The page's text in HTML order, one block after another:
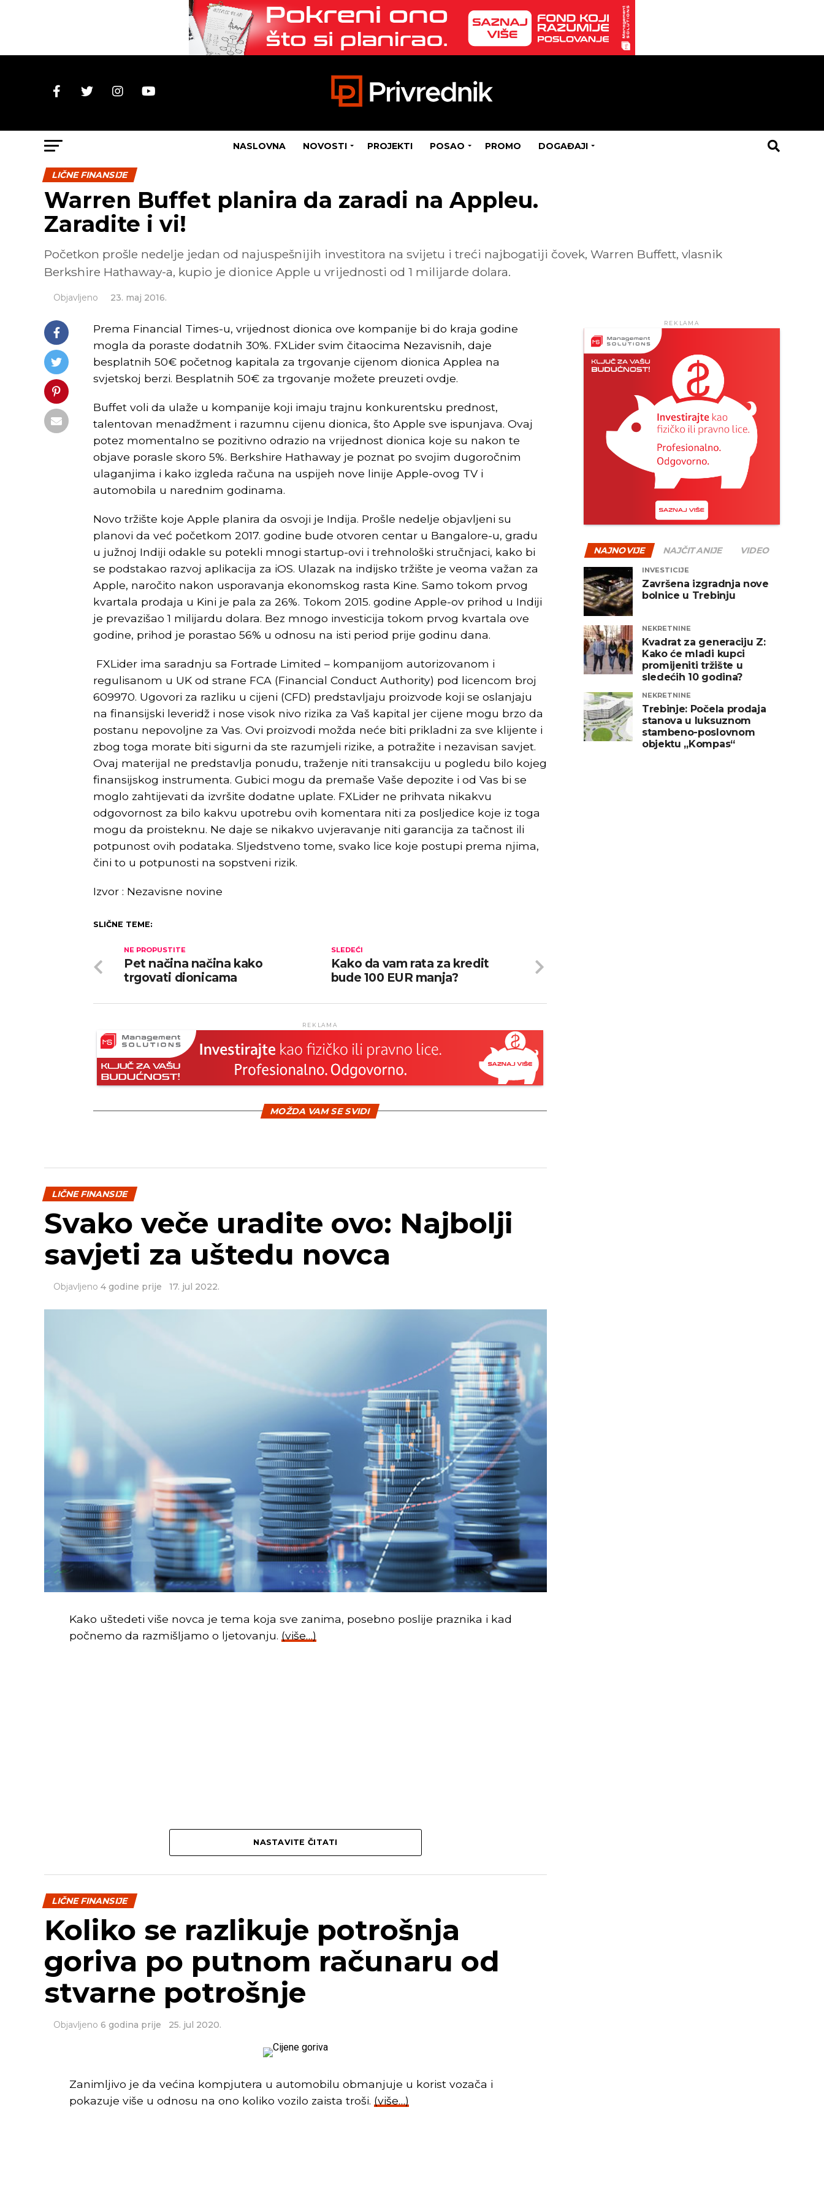
NASLOVNA NOVOSTI PROJEKTI POSAO PROMO DOGAĐAJI
LIČNE FINANSIJE
Warren Buffet planira da zaradi na Appleu.
Zaradite i vi!
Početkon prošle nedelje jedan od najuspešnijih investitora na svijetu i treći najbogatiji čovek, Warren Buffett, vlasnik
Berkshire Hathaway-a, kupio je dionice Apple u vrijednosti od 1 milijarde dolara.
Objavljeno 23. maj 2016.
Prema Financial Times-u, vrijednost dionica ove kompanije bi do kraja godine
mogla da poraste dodatnih 30%. FXLider svim čitaocima Nezavisnih, daje
besplatnih 50€ početnog kapitala za trgovanje cijenom dionica Applea na
svjetskoj berzi. Besplatnih 50€ za trgovanje možete preuzeti ovdje.
Buffet voli da ulaže u kompanije koji imaju trajnu konkurentsku prednost,
talentovan menadžment i razumnu cijenu dionica, što Apple sve ispunjava. Ovaj
potez momentalno se pozitivno odrazio na vrijednost dionica koje su nakon te
objave porasle skoro 5%. Berkshire Hathaway je poznat po svojim dugoročnim
ulaganjima i kako izgleda računa na uspijeh nove linije Apple-ovog TV i
automobila u narednim godinama.
Novo tržište koje Apple planira da osvoji je Indija. Prošle nedelje objavljeni su
planovi da već početkom 2017. godine bude otvoren centar u Bangalore-u, gradu
u južnoj Indiji odakle su potekli mnogi startup-ovi i trehnološki stručnjaci, kako bi
se podstakao razvoj aplikacija za iOS. Ulazak na indijsko tržište je veoma važan za
Apple, naročito nakon usporavanja ekonomskog rasta Kine. Samo tokom prvog
kvartala prodaja u Kini je pala za 26%. Tokom 2015. godine Apple-ov prihod u Indiji
je prevazišao 1 milijardu dolara. Bez mnogo investicija tokom prvog kvartala ove
godine, prihod je porastao 56% u odnosu na isti period prije godinu dana.
FXLider ima saradnju sa Fortrade Limited – kompanijom autorizovanom i
regulisanom u UK od strane FCA (Financial Conduct Authority) pod licencom broj
609970. Ugovori za razliku u cijeni (CFD) predstavljaju proizvode koji se oslanjaju
na finansijski leveridž i nose visok nivo rizika za Vaš kapital jer cijene mogu brzo da
postanu nepovoljne za Vas. Ovi proizvodi možda neće biti prikladni za sve klijente i
zbog toga morate biti sigurni da ste razumjeli rizike, a potražite i nezavisan savjet.
Ovaj materijal ne predstavlja ponudu, traženje niti transakciju u pogledu bilo kojeg
finansijskog instrumenta. Gubici mogu da premaše Vaše depozite i od Vas bi se
moglo zahtijevati da izvršite dodatne uplate. FXLider ne prihvata nikakvu
odgovornost za bilo kakvu upotrebu ovih komentara niti za posljedice koje iz toga
mogu da proisteknu. Ne daje se nikakvo uvjeravanje niti garancija za tačnost ili
potpunost ovih podataka. Sljedstveno tome, svako lice koje postupi prema njima,
čini to u potpunosti na sopstveni rizik.
Izvor : Nezavisne novine
SLIČNE TEME:
SLEDEĆI
Kako da vam rata za kredit
bude 100 EUR manja?
NE PROPUSTITE
Pet načina načina kako
trgovati dionicama
REKLAMA
MOŽDA VAM SE SVIDI
LIČNE FINANSIJE
Svako veče uradite ovo: Najbolji
savjeti za uštedu novca
Objavljeno 4 godine prije 17. jul 2022.
Kako uštedeti više novca je tema koja sve zanima, posebno poslije praznika i kad
počnemo da razmišljamo o ljetovanju. (više…)
NASTAVITE ČITATI
LIČNE FINANSIJE
Koliko se razlikuje potrošnja
goriva po putnom računaru od
stvarne potrošnje
Objavljeno 6 godina prije 25. jul 2020.
Zanimljivo je da većina kompjutera u automobilu obmanjuje u korist vozača i
pokazuje više u odnosu na ono koliko vozilo zaista troši. (više…)
REKLAMA
NAJNOVIJE NAJČITANIJE VIDEO
INVESTICIJE
Završena izgradnja nove
bolnice u Trebinju
NEKRETNINE
Kvadrat za generaciju Z:
Kako će mladi kupci
promijeniti tržište u
sledećih 10 godina?
NEKRETNINE
Trebinje: Počela prodaja
stanova u luksuznom
stambeno-poslovnom
objektu „Kompas“